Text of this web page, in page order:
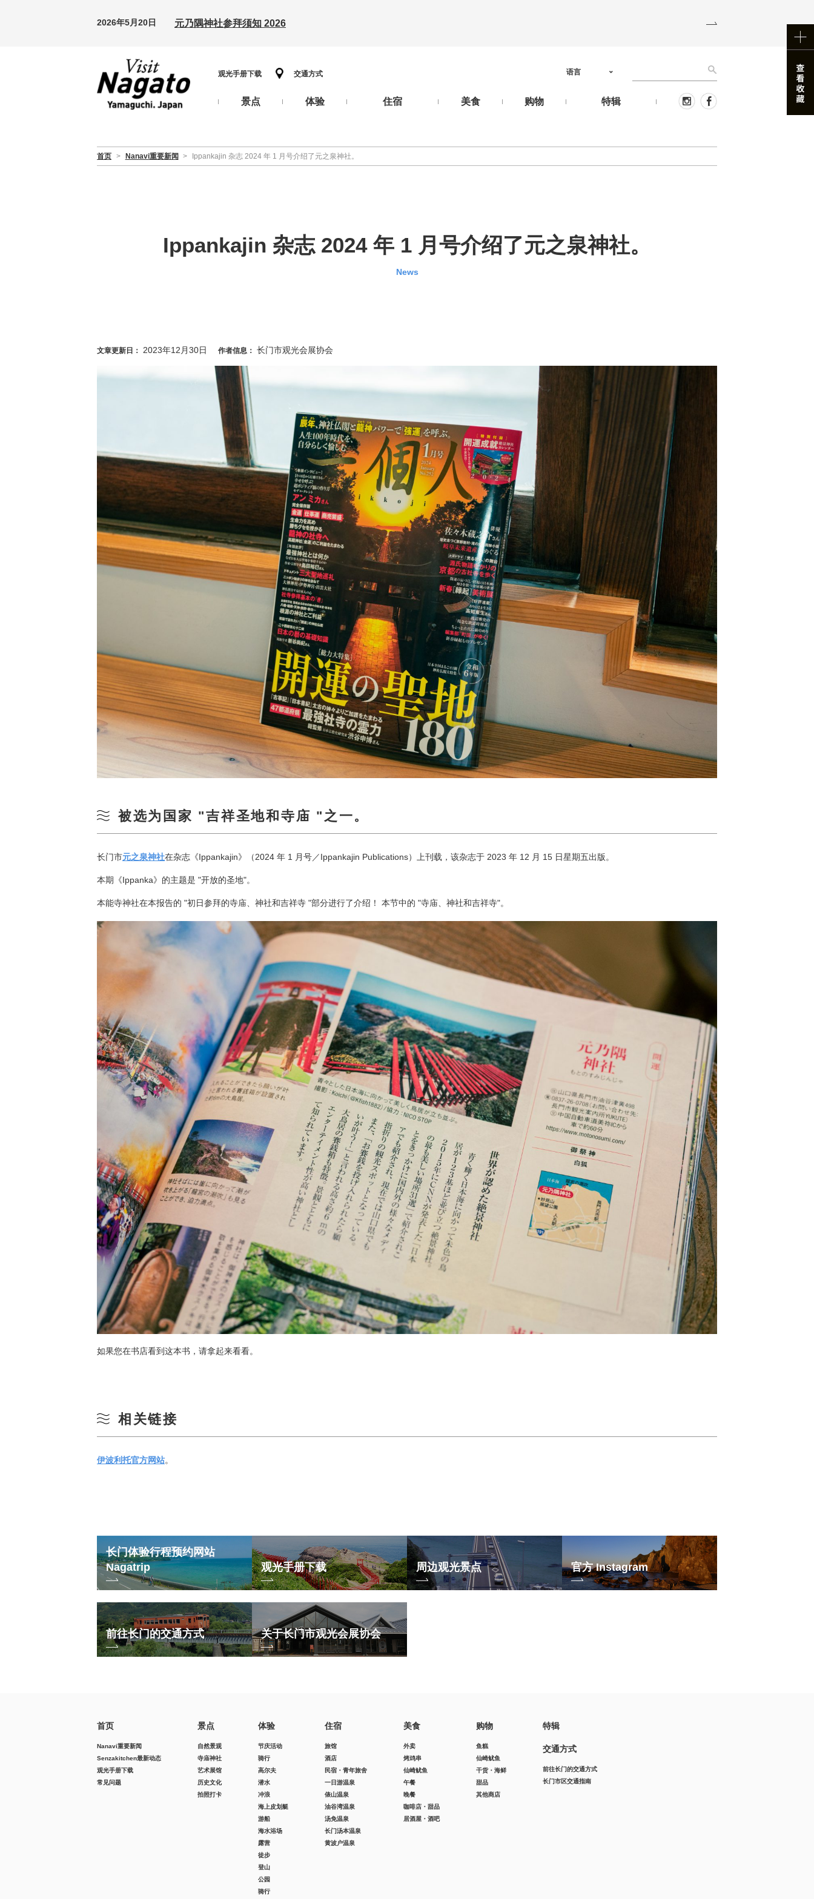
2026年5月20日 元乃隅神社参拜须知 2026
观光手册下载 交通方式
景点 体验 住宿 美食 购物 特辑
语言
首页 > Nanavi重要新闻 > Ippankajin 杂志 2024 年 1 月号介绍了元之泉神社。
Ippankajin 杂志 2024 年 1 月号介绍了元之泉神社。
News
文章更新日： 2023年12月30日 作者信息： 长门市观光会展协会
被选为国家 "吉祥圣地和寺庙 "之一。
长门市元之泉神社在杂志《Ippankajin》（2024 年 1 月号／Ippankajin Publications）上刊载，该杂志于 2023 年 12 月 15 日星期五出版。
本期《Ippanka》的主题是 "开放的圣地"。
本能寺神社在本报告的 "初日参拜的寺庙、神社和吉祥寺 "部分进行了介绍！ 本节中的 "寺庙、神社和吉祥寺"。
如果您在书店看到这本书，请拿起来看看。
相关链接
伊波利托官方网站。
长门体验行程预约网站
Nagatrip
观光手册下载 周边观光景点 官方 Instagram
前往长门的交通方式 关于长门市观光会展协会
首页
Nanavi重要新闻
Senzakitchen最新动态
观光手册下载
常见问题
景点
自然景观
寺庙神社
艺术展馆
历史文化
拍照打卡
体验
节庆活动
骑行
高尔夫
潜水
冲浪
海上皮划艇
游船
海水浴场
露营
徒步
登山
公园
骑行
住宿
旅馆
酒店
民宿・青年旅舍
一日游温泉
俵山温泉
油谷湾温泉
汤免温泉
长门汤本温泉
黄波户温泉
美食
外卖
烤鸡串
仙崎鱿鱼
午餐
晚餐
咖啡店・甜品
居酒屋・酒吧
购物
鱼糕
仙崎鱿鱼
干货・海鲜
甜品
其他商店
特辑
交通方式
前往长门的交通方式
长门市区交通指南